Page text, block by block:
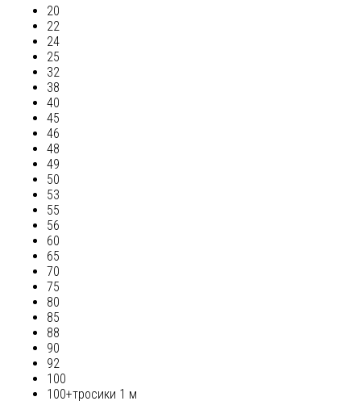
20
22
24
25
32
38
40
45
46
48
49
50
53
55
56
60
65
70
75
80
85
88
90
92
100
100+тросики 1 м